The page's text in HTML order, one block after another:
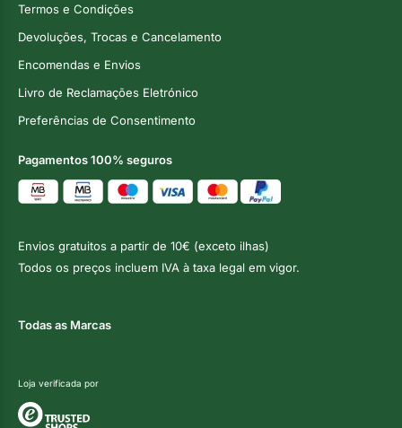
Termos e Condições
Devoluções, Trocas e Cancelamento
Encomendas e Envios
Livro de Reclamações Eletrónico
Preferências de Consentimento
Pagamentos 100% seguros
Envios gratuitos a partir de 10€ (exceto ilhas)
Todos os preços incluem IVA à taxa legal em vigor.
Todas as Marcas
Loja verificada por